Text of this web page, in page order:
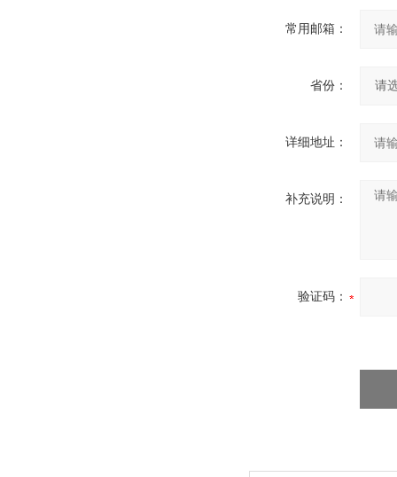
常用邮箱：
省份：
详细地址：
补充说明：
验证码：